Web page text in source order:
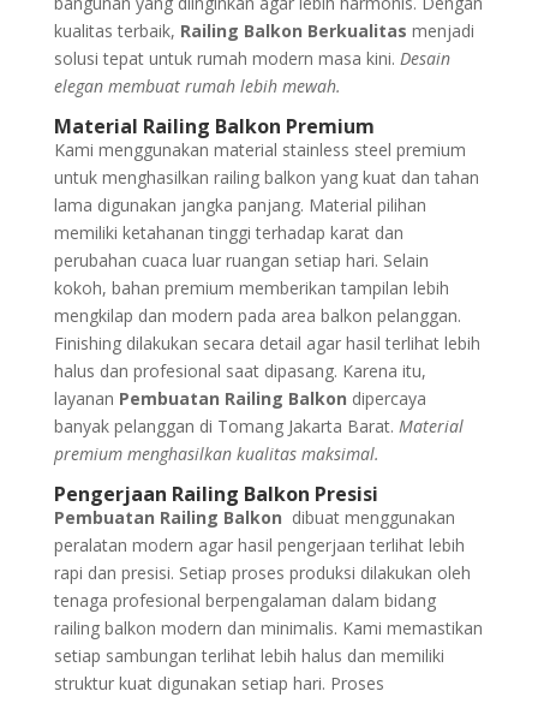
kualitas terbaik, Railing Balkon Berkualitas menjadi
solusi tepat untuk rumah modern masa kini. Desain
elegan membuat rumah lebih mewah.
Material Railing Balkon Premium
Kami menggunakan material stainless steel premium
untuk menghasilkan railing balkon yang kuat dan tahan
lama digunakan jangka panjang. Material pilihan
memiliki ketahanan tinggi terhadap karat dan
perubahan cuaca luar ruangan setiap hari. Selain
kokoh, bahan premium memberikan tampilan lebih
mengkilap dan modern pada area balkon pelanggan.
Finishing dilakukan secara detail agar hasil terlihat lebih
halus dan profesional saat dipasang. Karena itu,
layanan Pembuatan Railing Balkon dipercaya
banyak pelanggan di Tomang Jakarta Barat. Material
premium menghasilkan kualitas maksimal.
Pengerjaan Railing Balkon Presisi
Pembuatan Railing Balkon dibuat menggunakan
peralatan modern agar hasil pengerjaan terlihat lebih
rapi dan presisi. Setiap proses produksi dilakukan oleh
tenaga profesional berpengalaman dalam bidang
railing balkon modern dan minimalis. Kami memastikan
setiap sambungan terlihat lebih halus dan memiliki
struktur kuat digunakan setiap hari. Proses